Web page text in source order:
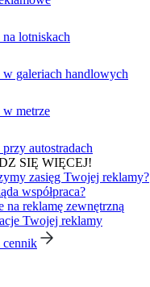
lotniskach
w galeriach handlowych
w metrze
autostradach
SIĘ WIĘCEJ!
zasięg Twojej reklamy?
współpraca?
na reklamę zewnętrzną
Twojej reklamy
cennik